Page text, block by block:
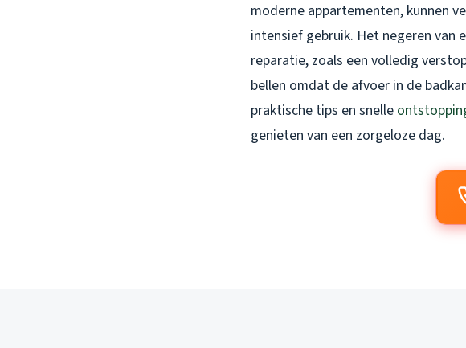
moderne appartementen, kunnen
intensief gebruik. Het negeren van
reparatie, zoals een volledig
bellen omdat de afvoer in de
praktische tips en snelle
genieten van een zorgeloze dag.